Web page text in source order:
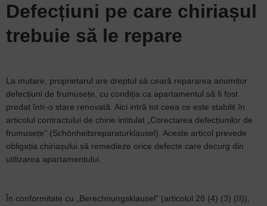
Defecțiuni pe care chiriașul
trebuie să le repare
La mutare, proprietarul are dreptul să ceară repararea anumitor
defecțiuni de frumusețe, cu condiția ca apartamentul să fi fost
predat într-o stare renovată. Aici intră tot ceea ce este stabilit în
articolul contractului de chirie intitulat „Corectarea defecțiunilor de
frumusețe” (Schönheitsreparaturklausel). Aceste articol prevede
obligația chiriașului să remedieze orice defecte care decurg din
utilizarea apartamentului.
În conformitate cu „Berechnungsklausel” (articolul 28 (4) (3) (II)),